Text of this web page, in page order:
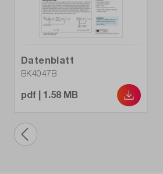
10 mHz - 20 MHz
10 mHz - 20 MHz
3
Gewicht (kg):
3
Datenblatt
BK4047B
pdf | 1.58 MB